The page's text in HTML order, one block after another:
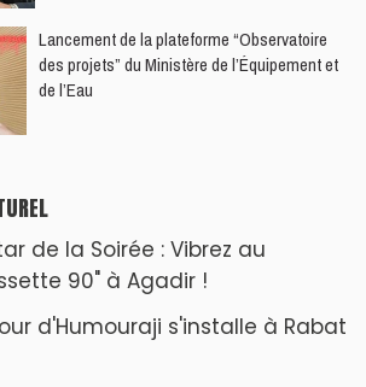
​Lancement de la plateforme “Observatoire
des projets” du Ministère de l’Équipement et
de l’Eau
de la Soirée : Vibrez au
90" à Agadir !
d'Humouraji s'installe à Rabat